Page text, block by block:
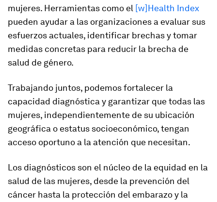
mujeres. Herramientas como el [w]Health Index
pueden ayudar a las organizaciones a evaluar sus
esfuerzos actuales, identificar brechas y tomar
medidas concretas para reducir la brecha de
salud de género.
Trabajando juntos, podemos fortalecer la
capacidad diagnóstica y garantizar que todas las
mujeres, independientemente de su ubicación
geográfica o estatus socioeconómico, tengan
acceso oportuno a la atención que necesitan.
Los diagnósticos son el núcleo de la equidad en la
salud de las mujeres, desde la prevención del
cáncer hasta la protección del embarazo y la